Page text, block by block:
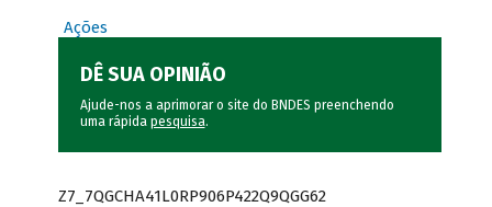
Ações
DÊ SUA OPINIÃO
Ajude-nos a aprimorar o site do BNDES preenchendo
uma rápida pesquisa.
Z7_7QGCHA41L0RP906P422Q9QGG62